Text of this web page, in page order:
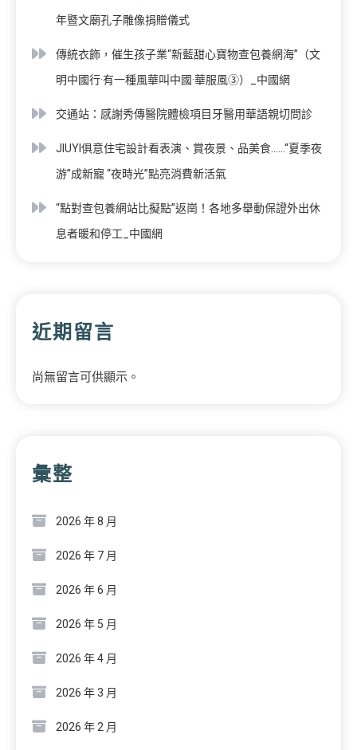
年暨文廟孔子雕像捐贈儀式
傳統衣飾，催生孩子業“新藍甜心寶物查包養網海”（文
明中國行·有一種風華叫中國·華服風③）_中國網
交通站：感謝秀傳醫院體檢項目牙醫用華語親切問診
JIUYI俱意住宅設計看表演、賞夜景、品美食……“夏季夜
游”成新寵 “夜時光”點亮消費新活氣
“點對查包養網站比擬點”返崗！各地多舉動保證外出休
息者暖和停工_中國網
近期留言
尚無留言可供顯示。
彙整
2026 年 8 月
2026 年 7 月
2026 年 6 月
2026 年 5 月
2026 年 4 月
2026 年 3 月
2026 年 2 月